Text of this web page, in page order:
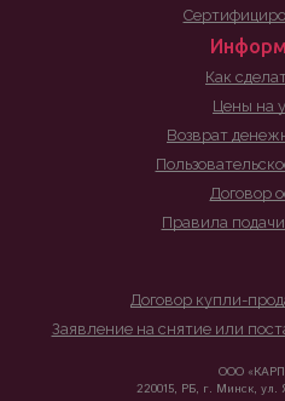
Как
Цены на
Возврат
Договор
Правила
Договор купли-
Заявление на снятие или
ООО
220015, РБ, г. Минск, ул.